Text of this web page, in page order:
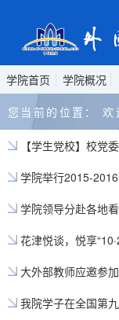
学院首页 学院概况
您当前的位置： 欢
学院领导分赴各地
花津悦谈，悦享